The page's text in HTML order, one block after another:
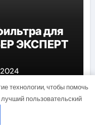
для
ЭКСПЕРТ
технологии, чтобы помочь
пользовательский